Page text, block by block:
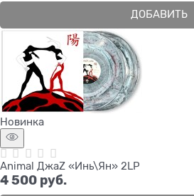
ДОБАВИТЬ
Новинка
Animal ДжаZ «Инь\Ян» 2LP
4 500 руб.